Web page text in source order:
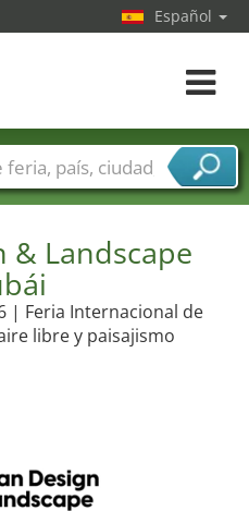
& Landscape
| Feria Internacional de
libre y paisajismo
Español
toggle
Ciudades